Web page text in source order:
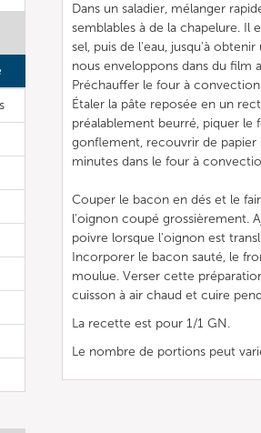
Dans un saladier, mélanger
semblables à de la chapelure. Il
sel, puis de l'eau, jusqu'à
nous enveloppons dans du film
Préchauffer le four à convection
Étaler la pâte reposée en un
préalablement beurré, piquer
gonflement, recouvrir de papier
minutes dans le four à
Couper le bacon en dés et le
l'oignon coupé grossièrement.
poivre lorsque l'oignon est
Incorporer le bacon sauté, le
moulue. Verser cette
cuisson à air chaud et cuire
La recette est pour 1/1 GN.
Le nombre de portions peut